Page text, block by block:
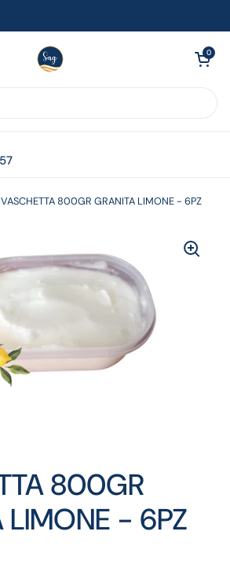
Apri carrello
0
VASCHETTA 800GR GRANITA LIMONE - 6PZ
800GR
LIMONE - 6PZ